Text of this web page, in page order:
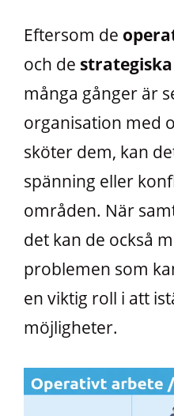
Eftersom de
och de
många gånger är
organisation med
sköter dem, kan
spänning eller
områden. När
det kan de också
problemen som
en viktig roll i att
möjligheter.